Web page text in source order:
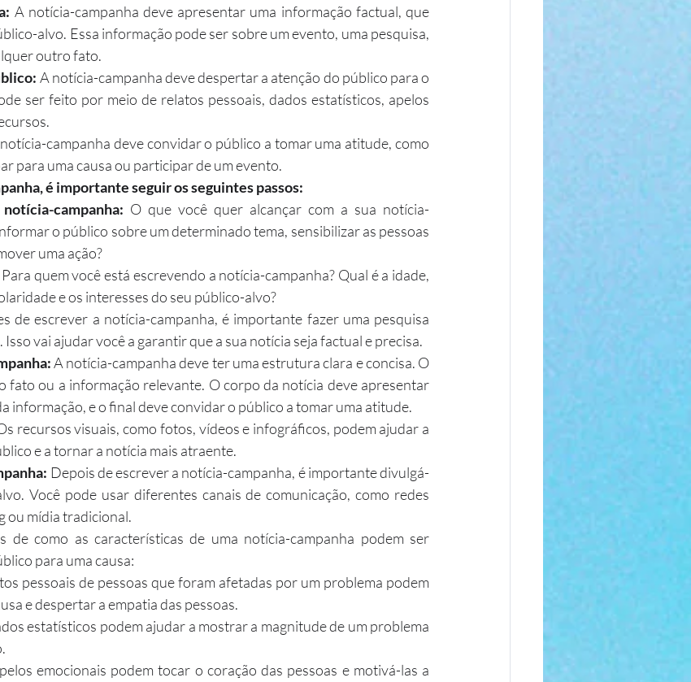
A notícia-campanha deve apresentar uma informação factual, que
alvo. Essa informação pode ser sobre um evento, uma pesquisa,
outro fato.
A notícia-campanha deve despertar a atenção do público para o
ser feito por meio de relatos pessoais, dados estatísticos, apelos
campanha deve convidar o público a tomar uma atitude, como
para uma causa ou participar de um evento.
é importante seguir os seguintes passos:
campanha: O que você quer alcançar com a sua notícia-
o público sobre um determinado tema, sensibilizar as pessoas
uma ação?
Para quem você está escrevendo a notícia-campanha? Qual é a idade,
e os interesses do seu público-alvo?
de escrever a notícia-campanha, é importante fazer uma pesquisa
vai ajudar você a garantir que a sua notícia seja factual e precisa.
A notícia-campanha deve ter uma estrutura clara e concisa. O
fato ou a informação relevante. O corpo da notícia deve apresentar
informação, e o final deve convidar o público a tomar uma atitude.
recursos visuais, como fotos, vídeos e infográficos, podem ajudar a
e a tornar a notícia mais atraente.
Depois de escrever a notícia-campanha, é importante divulgá-
Você pode usar diferentes canais de comunicação, como redes
ou mídia tradicional.
de como as características de uma notícia-campanha podem ser
para uma causa:
pessoais de pessoas que foram afetadas por um problema podem
e despertar a empatia das pessoas.
estatísticos podem ajudar a mostrar a magnitude de um problema
emocionais podem tocar o coração das pessoas e motivá-las a